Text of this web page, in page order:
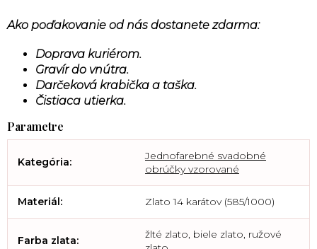
Ako poďakovanie od nás dostanete zdarma:
Doprava kuriérom.
Gravír do vnútra.
Darčeková krabička a taška.
Čistiaca utierka.
Kategória:
Jednofarebné svadobné
obrúčky vzorované
Materiál: Zlato 14 karátov (585/1000)
Farba zlata:
žlté zlato, biele zlato, ružové